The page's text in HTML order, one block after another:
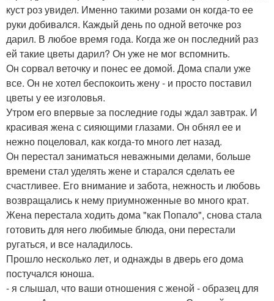
куст роз увидел. Именно такими розами он когда-то ее
руки добивался. Каждый день по одной веточке роз
дарил. В любое время года. Когда же он последний раз
ей такие цветы дарил? Он уже не мог вспомнить.
Он сорвал веточку и понес ее домой. Дома спали уже
все. Он не хотел беспокоить жену - и просто поставил
цветы у ее изголовья.
Утром его впервые за последние годы ждал завтрак. И
красивая жена с сияющими глазами. Он обнял ее и
нежно поцеловал, как когда-то много лет назад.
Он перестал заниматься неважными делами, больше
времени стал уделять жене и старался сделать ее
счастливее. Его внимание и забота, нежность и любовь
возвращались к нему приумноженные во много крат.
Жена перестала ходить дома "как Попало", снова стала
готовить для него любимые блюда, они перестали
ругаться, и все наладилось.
Прошло несколько лет, и однажды в дверь его дома
постучался юноша.
- я слышал, что ваши отношения с женой - образец для